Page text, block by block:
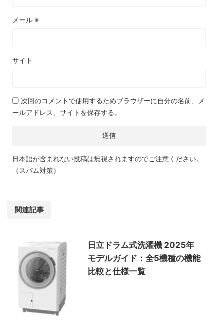
メール ※
サイト
次回のコメントで使用するためブラウザーに自分の名前、メ
ールアドレス、サイトを保存する。
日本語が含まれない投稿は無視されますのでご注意ください。
（スパム対策）
関連記事
日立ドラム式洗濯機 2025年
モデルガイド：全5機種の機能
比較と仕様一覧